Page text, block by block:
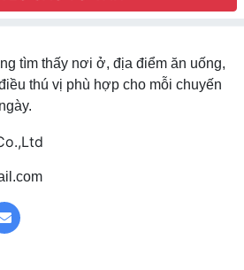
tìm thấy nơi ở, địa điểm ăn uống,
thú vị phù hợp cho mỗi chuyến